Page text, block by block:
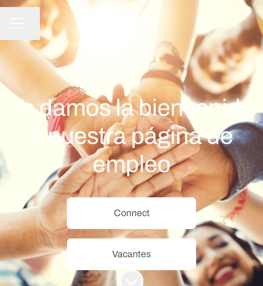
MENÚ DE EMPLEO
Compartir página
Te damos la bienvenida
a nuestra página de
empleo
Connect
Vacantes
Más contenido